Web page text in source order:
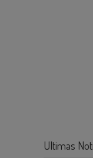
Ultimas